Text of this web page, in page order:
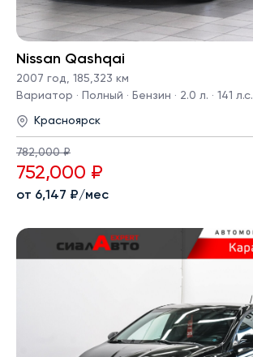
Nissan Qashqai
2007 год, 185,323 км
Вариатор · Полный · Бензин · 2.0 л. · 141 л.с.
Красноярск
782,000 ₽
752,000 ₽
от 6,147 ₽/мес